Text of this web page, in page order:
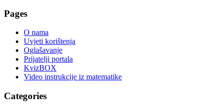
Pages
O nama
Uvjeti korištenja
Oglašavanje
Prijatelji portala
KvizBOX
Video instrukcije iz matematike
Categories